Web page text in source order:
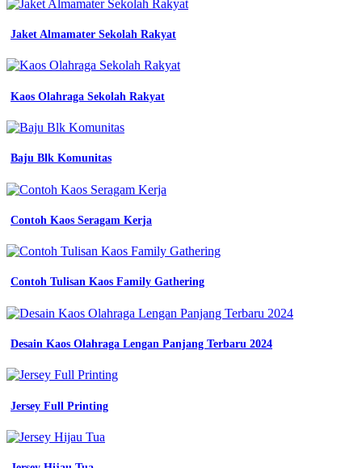
Jaket Almamater Sekolah Rakyat
Kaos Olahraga Sekolah Rakyat
Baju Blk Komunitas
Contoh Kaos Seragam Kerja
Contoh Tulisan Kaos Family Gathering
Desain Kaos Olahraga Lengan Panjang Terbaru 2024
Jersey Full Printing